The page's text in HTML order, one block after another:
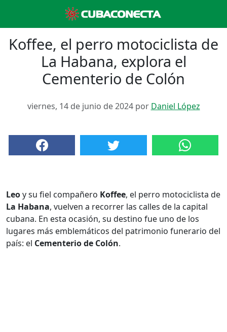
Koffee, el perro motociclista de
La Habana, explora el
Cementerio de Colón
viernes, 14 de junio de 2024 por Daniel López
Leoy su fiel compañero Koffee, el perro motociclista de
La Habana, vuelven a recorrer las calles de la capital
cubana. En esta ocasión, su destino fue uno de los
lugares más emblemáticos del patrimonio funerario del
país: el Cementerio de Colón.